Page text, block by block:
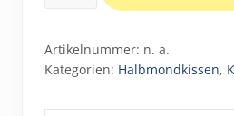
Größe
(ca.
Artikelnummer: n. a.
Kategorien: Halbmondkissen,